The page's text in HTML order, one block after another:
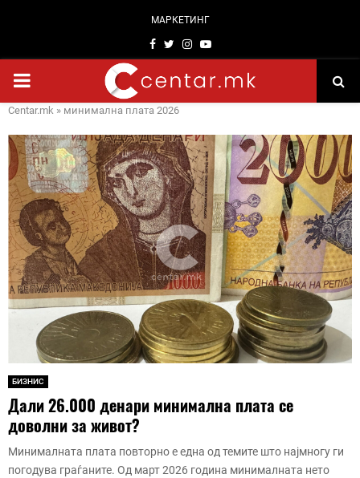
МАРКЕТИНГ
Facebook
TwitterInstagram
Youtube
PRIMARY
Centar.mk » минимална плата 2026
БИЗНИС
Дали 26.000 денари минимална плата се
доволни за живот?
Минималната плата повторно е една од темите што најмногу ги
погодува граѓаните. Од март 2026 година минималната нето